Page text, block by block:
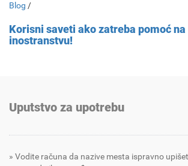
Blog /
Korisni saveti ako zatreba pomoć na
inostranstvu!
Uputstvo za upotrebu
Vodite računa da nazive mesta ispravno